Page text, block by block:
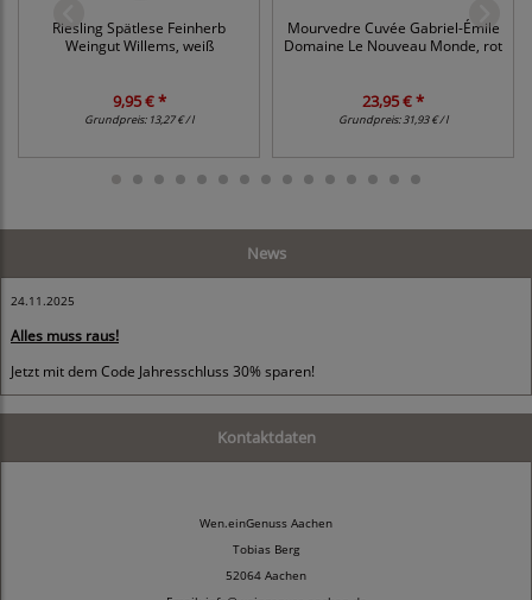
Riesling Spätlese Feinherb
Weingut Willems, weiß
9,95 € *
Grundpreis: 13,27 € / l
Mourvedre Cuvée Gabriel-Émile
Domaine Le Nouveau Monde, rot
23,95 € *
Grundpreis:31,93 € / l
News
24.11.2025
Alles muss raus!
Jetzt mit dem Code Jahresschluss 30% sparen!
Kontaktdaten
Wen.einGenuss Aachen
Tobias Berg
52064 Aachen